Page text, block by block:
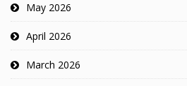
May 2026
April 2026
March 2026